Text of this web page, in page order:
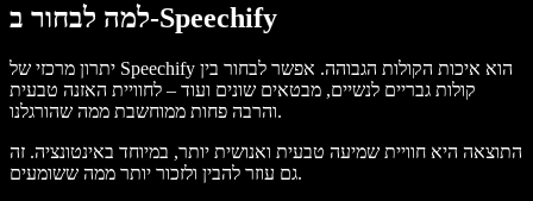
למה לבחור ב-Speechify
יתרון מרכזי של Speechify הוא איכות הקולות הגבוהה. אפשר לבחור בין
קולות גבריים לנשיים, מבטאים שונים ועוד – לחוויית האזנה טבעית
והרבה פחות ממוחשבת ממה שהורגלנו.
התוצאה היא חוויית שמיעה טבעית ואנושית יותר, במיוחד באינטונציה. זה
גם עוזר להבין ולזכור יותר ממה ששומעים.